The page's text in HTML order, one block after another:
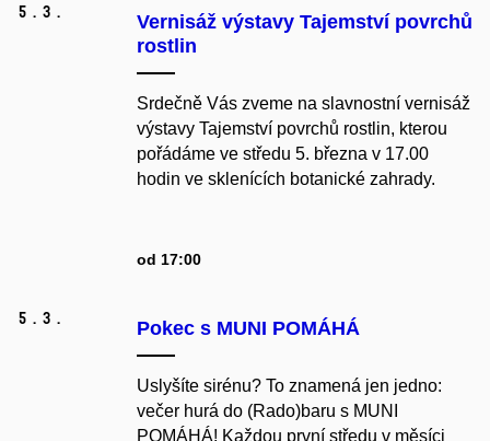
5. 3.
Vernisáž výstavy Tajemství povrchů
rostlin
Srdečně Vás zveme na slavnostní vernisáž
výstavy Tajemství povrchů rostlin, kterou
pořádáme ve středu 5. března v 17.00
hodin ve sklenících botanické zahrady.
od 17:00
5. 3. Pokec s MUNI POMÁHÁ
Uslyšíte sirénu? To znamená jen jedno:
večer hurá do (Rado)baru s MUNI
POMÁHÁ! Každou první středu v měsíci